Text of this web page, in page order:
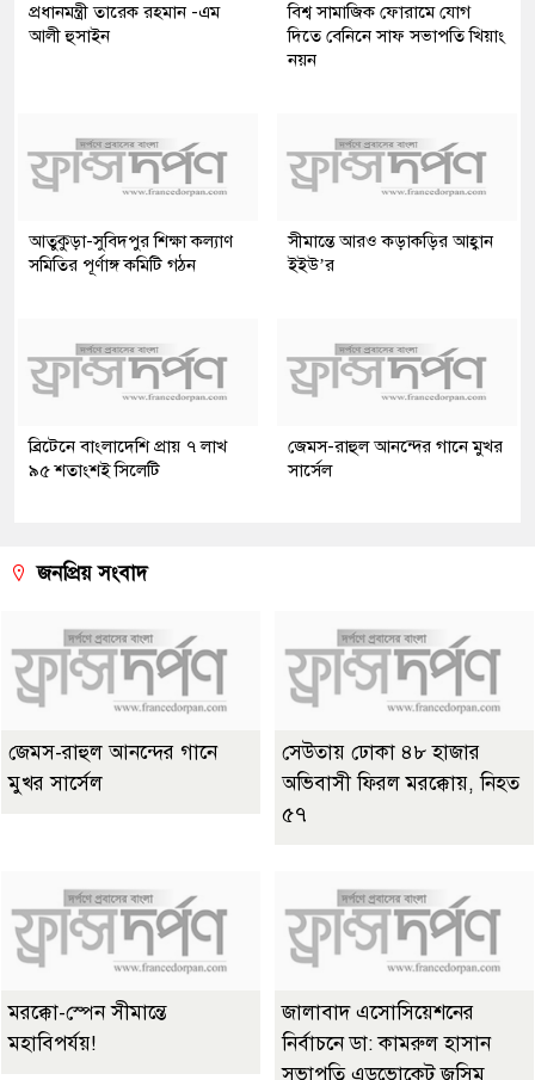
প্রধানমন্ত্রী তারেক রহমান -এম
আলী হুসাইন
বিশ্ব সামাজিক ফোরামে যোগ
দিতে বেনিনে সাফ সভাপতি খিয়াং
নয়ন
আতুকুড়া-সুবিদপুর শিক্ষা কল্যাণ
সমিতির পূর্ণাঙ্গ কমিটি গঠন
সীমান্তে আরও কড়াকড়ির আহ্বান
ইইউ’র
ব্রিটেনে বাংলাদেশি প্রায় ৭ লাখ
৯৫ শতাংশই সিলেটি
জেমস-রাহুল আনন্দের গানে মুখর
সার্সেল
জনপ্রিয় সংবাদ
জেমস-রাহুল আনন্দের গানে
মুখর সার্সেল
সেউতায় ঢোকা ৪৮ হাজার
অভিবাসী ফিরল মরক্কোয়, নিহত
৫৭
মরক্কো-স্পেন সীমান্তে
মহাবিপর্যয়!
জালাবাদ এসোসিয়েশনের
নির্বাচনে ডা: কামরুল হাসান